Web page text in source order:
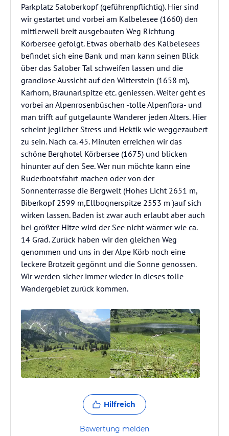
Parkplatz Saloberkopf (geführenpflichtig). Hier sind
wir gestartet und vorbei am Kalbelesee (1660) den
mittlerweil breit ausgebauten Weg Richtung
Körbersee gefolgt. Etwas oberhalb des Kalbelesees
befindet sich eine Bank und man kann seinen Blick
über das Salober Tal schweifen lassen und die
grandiose Aussicht auf den Witterstein (1658 m),
Karhorn, Braunarlspitze etc. geniessen. Weiter geht es
vorbei an Alpenrosenbüschen -tolle Alpenflora- und
man trifft auf gutgelaunte Wanderer jeden Alters. Hier
scheint jeglicher Stress und Hektik wie weggezaubert
zu sein. Nach ca. 45. Minuten erreichen wir das
schöne Berghotel Körbersee (1675) und blicken
hinunter auf den See. Wer nun möchte kann eine
Ruderbootsfahrt machen oder von der
Sonnenterrasse die Bergwelt (Hohes Licht 2651 m,
Biberkopf 2599 m,Ellbognerspitze 2553 m )auf sich
wirken lassen. Baden ist zwar auch erlaubt aber auch
bei größter Hitze wird der See nicht wärmer wie ca.
14 Grad. Zurück haben wir den gleichen Weg
genommen und uns in der Alpe Körb noch eine
leckere Brotzeit gegönnt und die Sonne genossen.
Wir werden sicher immer wieder in dieses tolle
Wandergebiet zurück kommen.
Hilfreich
Bewertung melden